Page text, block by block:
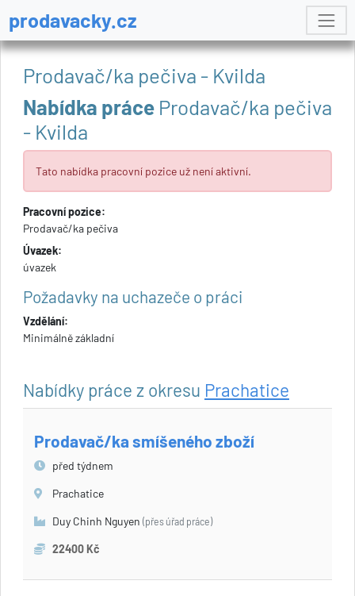
prodavacky.cz
Prodavač/ka pečiva - Kvilda
Nabídka práce Prodavač/ka pečiva
- Kvilda
Tato nabídka pracovní pozice už není aktivní.
Pracovní pozice:
Prodavač/ka pečiva
Úvazek:
úvazek
Požadavky na uchazeče o práci
Vzdělání:
Minimálně základní
Nabídky práce z okresu Prachatice
Prodavač/ka smíšeného zboží
před týdnem
Prachatice
Duy Chinh Nguyen (přes úřad práce)
22400 Kč